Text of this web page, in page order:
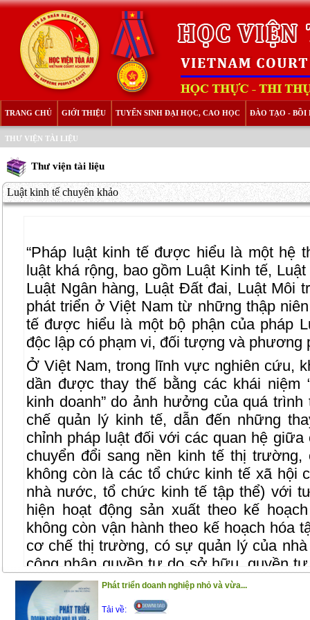
TRANG CHỦ GIỚI THIỆU TUYỂN SINH ĐẠI HỌC, CAO HỌC ĐÀO TẠO - BỒI
THƯ VIỆN TÀI LIỆU
Thư viện tài liệu
Luật kinh tế chuyên khảo
“Pháp luật kinh tế được hiểu là một hệ
luật khá rộng, bao gồm Luật Kinh tế,
Luật Ngân hàng, Luật Đất đai, Luật Môi
phát triển ở Việt Nam từ những thập
tế được hiểu là một bộ phận của pháp
độc lập có phạm vi, đối tượng và phương
Ở Việt Nam, trong lĩnh vực nghiên cứu,
dần được thay thế bằng các khái niệm
kinh doanh” do ảnh hưởng của quá
chế quản lý kinh tế, dẫn đến những
chỉnh pháp luật đối với các quan hệ
chuyển đổi sang nền kinh tế thị
không còn là các tổ chức kinh tế xã hội
nhà nước, tổ chức kinh tế tập thể) với
hiện hoạt động sản xuất theo kế
không còn vận hành theo kế hoạch hóa
cơ chế thị trường, có sự quản lý của
công nhận quyền tự do sở hữu, quyền
chịu nhiều tác động tất yếu của quá
Những thay đổi này dẫn đến yêu cầu
Phát triển doanh nghiệp nhỏ và vừa...
Tải về: